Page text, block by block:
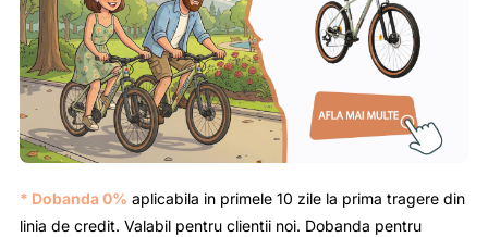
* Dobanda 0% aplicabila in primele 10 zile la prima tragere din
linia de credit. Valabil pentru clientii noi. Dobanda pentru